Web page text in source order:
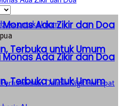
Monas Ada Zikir dan Doa
Terbuka untuk Umum
Monas Ada Zikir dan Doa
Terbuka untuk Umum